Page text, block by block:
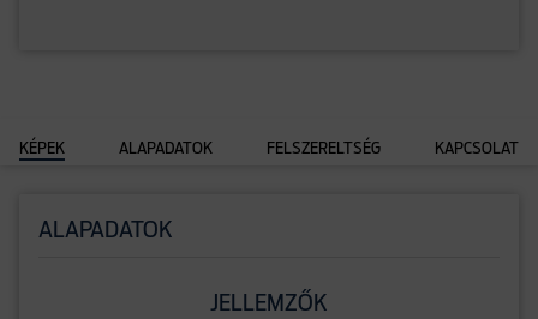
KÉPEK ALAPADATOK FELSZERELTSÉG KAPCSOLAT
ALAPADATOK
JELLEMZŐK